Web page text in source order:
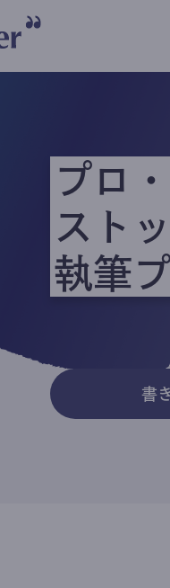
プロ
スト
執筆
書